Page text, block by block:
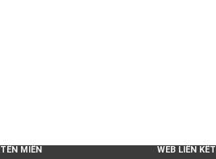
TÊN MIỀN WEB LIÊN KẾT